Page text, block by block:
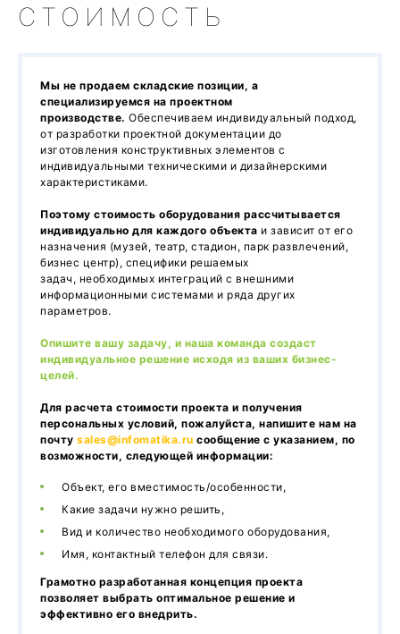
СТОИМОСТЬ
Мы не продаем складские позиции, а
специализируемся на проектном
производстве. Обеспечиваем индивидуальный подход,
от разработки проектной документации до
изготовления конструктивных элементов с
индивидуальными техническими и дизайнерскими
характеристиками.
Поэтому стоимость оборудования рассчитывается
индивидуально для каждого объекта и зависит от его
назначения (музей, театр, стадион, парк развлечений,
бизнес центр), специфики решаемых
задач, необходимых интеграций с внешними
информационными системами и ряда других
параметров.
Опишите вашу задачу, и наша команда создаст
индивидуальное решение исходя из ваших бизнес-
целей.
Для расчета стоимости проекта и получения
персональных условий, пожалуйста, напишите нам на
почту sales@infomatika.ru сообщение с указанием, по
возможности, следующей информации:
Объект, его вместимость/особенности,
Какие задачи нужно решить,
Вид и количество необходимого оборудования,
Имя, контактный телефон для связи.
Грамотно разработанная концепция проекта
позволяет выбрать оптимальное решение и
эффективно его внедрить.